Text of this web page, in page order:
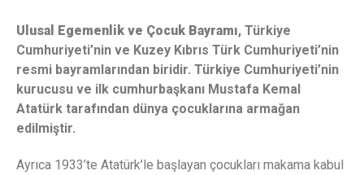
Ulusal Egemenlik ve Çocuk Bayramı, Türkiye
Cumhuriyeti’nin ve Kuzey Kıbrıs Türk Cumhuriyeti’nin
resmi bayramlarından biridir. Türkiye Cumhuriyeti’nin
kurucusu ve ilk cumhurbaşkanı Mustafa Kemal
Atatürk tarafından dünya çocuklarına armağan
edilmiştir.
Ayrıca 1933’te Atatürk’le başlayan çocukları makama kabul